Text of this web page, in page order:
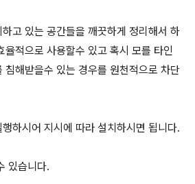
고 있는 공간들을 깨끗하게 정리해서 하
율적으로 사용할수 있고 혹시 모를 타인
침해받을수 있는 경우를 원천적으로 차단
하시어 지시에 따라 설치하시면 됩니다.
있습니다.